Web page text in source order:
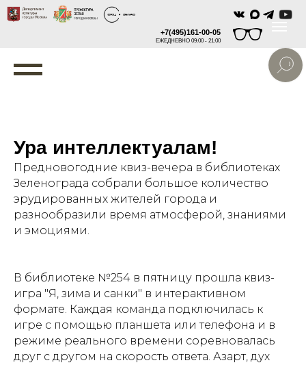
+7(495)161-00-05
ЕЖЕДНЕВНО 09:00 - 21:00
Ура интеллектуалам!
Предновогодние квиз-вечера в библиотеках
Зеленограда собрали большое количество
эрудированных жителей города и
разнообразили время атмосферой, знаниями
и эмоциями.
В библиотеке №254 в пятницу прошла квиз-
игра "Я, зима и санки" в интерактивном
формате. Каждая команда подключилась к
игре с помощью планшета или телефона и в
режиме реального времени соревновалась
друг с другом на скорость ответа. Азарт, дух